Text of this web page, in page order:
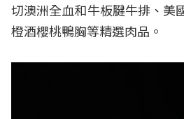
切澳洲全血和牛板腱牛排、美
橙酒櫻桃鴨胸等精選肉品。